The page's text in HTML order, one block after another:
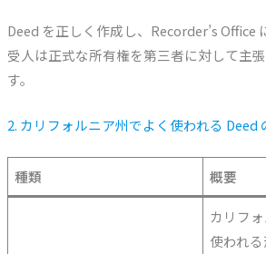
Deed を正しく作成し、Recorder’s Office
受人は正式な所有権を第三者に対して主
す。
2. カリフォルニア州でよく使われる Deed
種類 概要
カリフ
使われ